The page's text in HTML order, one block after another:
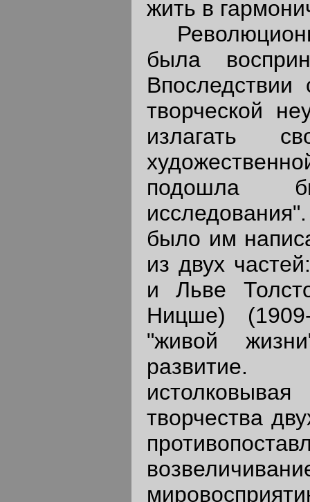
жить в
была
творческой
излагать
подошла
было им
из двух
и Льве
Ницше)
"живой
развитие.
творчества